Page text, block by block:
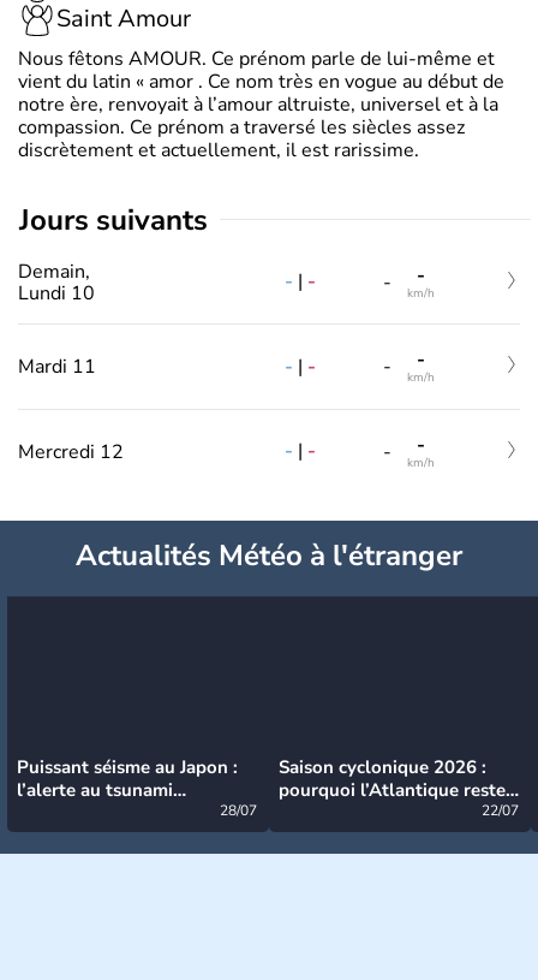
Saint Amour
Nous fêtons AMOUR. Ce prénom parle de lui-même et
vient du latin « amor . Ce nom très en vogue au début de
notre ère, renvoyait à l’amour altruiste, universel et à la
compassion. Ce prénom a traversé les siècles assez
discrètement et actuellement, il est rarissime.
jours suivants
Demain,
Lundi 10
- | - - -
km/h
Mardi 11 - | - - -
km/h
Mercredi 12 - | - - -
km/h
Actualités Météo à l'étranger
Puissant séisme au Japon :
l’alerte au tsunami
28/07
Saison cyclonique 2026 :
pourquoi l’Atlantique reste
22/07